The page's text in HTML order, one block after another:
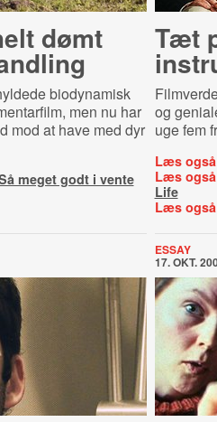
dømt
biodynamisk
men nu har
mod at have med dyr
meget godt i vente
Tæt
og
uge fem
Læs
Læs
Life
Læs
ESSAY
17. OKT.